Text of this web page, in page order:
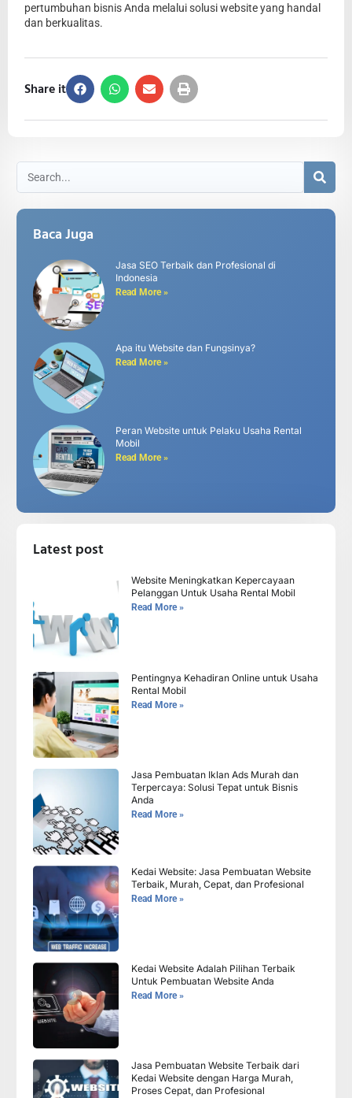
pertumbuhan bisnis Anda melalui solusi website yang handal
dan berkualitas.
Share it
Baca Juga
Jasa SEO Terbaik dan Profesional di
Indonesia
Read More »
Apa itu Website dan Fungsinya?
Read More »
Peran Website untuk Pelaku Usaha Rental
Mobil
Read More »
Latest post
Website Meningkatkan Kepercayaan
Pelanggan Untuk Usaha Rental Mobil
Read More »
Pentingnya Kehadiran Online untuk Usaha
Rental Mobil
Read More »
Jasa Pembuatan Iklan Ads Murah dan
Terpercaya: Solusi Tepat untuk Bisnis
Anda
Read More »
Kedai Website: Jasa Pembuatan Website
Terbaik, Murah, Cepat, dan Profesional
Read More »
Kedai Website Adalah Pilihan Terbaik
Untuk Pembuatan Website Anda
Read More »
Jasa Pembuatan Website Terbaik dari
Kedai Website dengan Harga Murah,
Proses Cepat, dan Profesional